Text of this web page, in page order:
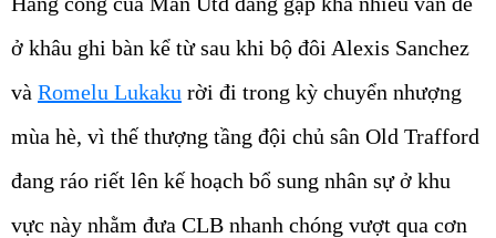
ở khâu ghi bàn kể từ sau khi bộ đôi Alexis Sanchez
và Romelu Lukaku rời đi trong kỳ chuyển nhượng
mùa hè, vì thế thượng tầng đội chủ sân Old Trafford
đang ráo riết lên kế hoạch bổ sung nhân sự ở khu
vực này nhằm đưa CLB nhanh chóng vượt qua cơn